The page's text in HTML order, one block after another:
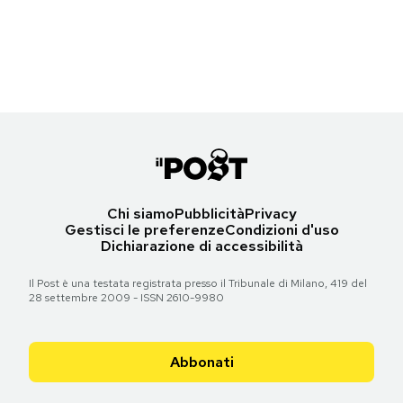
Chi siamoPubblicitàPrivacy
Gestisci le preferenzeCondizioni d'uso
Dichiarazione di accessibilità
Il Post è una testata registrata presso il Tribunale di Milano, 419 del
28 settembre 2009 - ISSN 2610-9980
Abbonati